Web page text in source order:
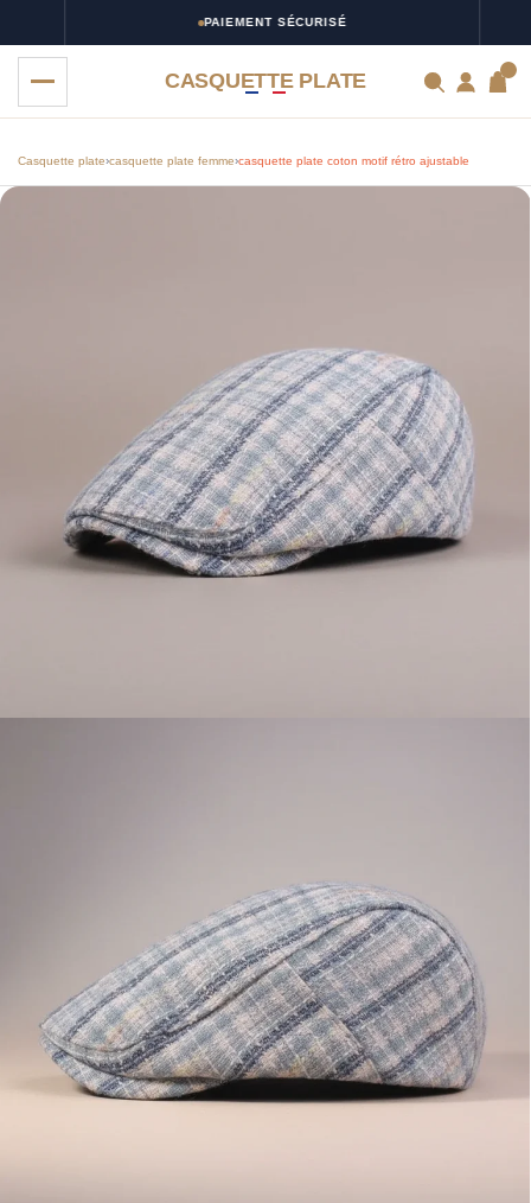
PAIEMENT SÉCURISÉ
CASQUETTE PLATE
Casquette plate›casquette plate femme›casquette plate coton motif rétro ajustable